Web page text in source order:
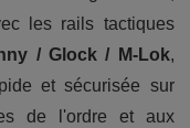
les rails tactiques
/ Glock / M-Lok,
et sécurisée sur
de l'ordre et aux